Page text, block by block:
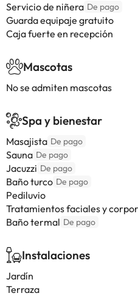
Servicio de niñera De pago
Guarda equipaje gratuito
Caja fuerte en recepción
Mascotas
No se admiten mascotas
Spa y bienestar
Masajista De pago
Sauna De pago
Jacuzzi De pago
Baño turco De pago
Pediluvio
Tratamientos faciales y
Baño termal De pago
Instalaciones
Jardín
Terraza